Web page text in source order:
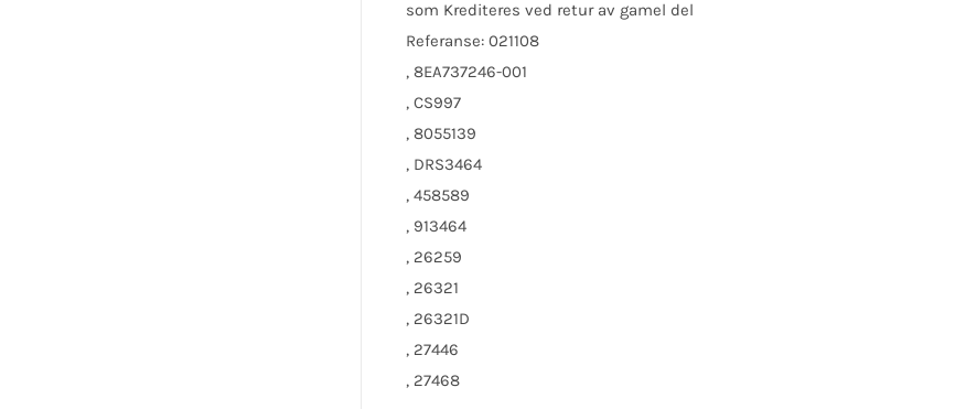
som Krediteres ved retur av gamel del
Referanse: 021108
, 8EA737246-001
, CS997
, 8055139
, DRS3464
, 458589
, 913464
, 26259
, 26321
, 26321D
, 27446
, 27468